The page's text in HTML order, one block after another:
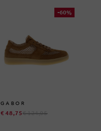
-60%
GABOR
€ 48,75€ 124,95